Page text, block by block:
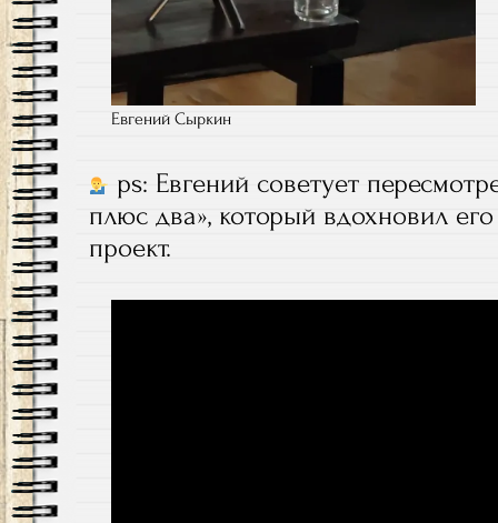
Евгений Сыркин
ps: Евгений советует
плюс два», который вдохновил
проект.